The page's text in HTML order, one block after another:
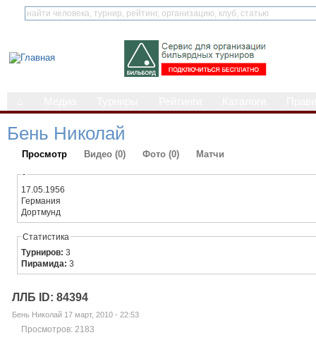
Бень Николай
Просмотр Видео (0) Фото (0) Матчи
-
17.05.1956
Германия
Дортмунд
Статистика
Турниров:3
Пирамида:3
ЛЛБ ID: 84394
Бень Николай 17 март, 2010 - 22:53
Просмотров: 2183